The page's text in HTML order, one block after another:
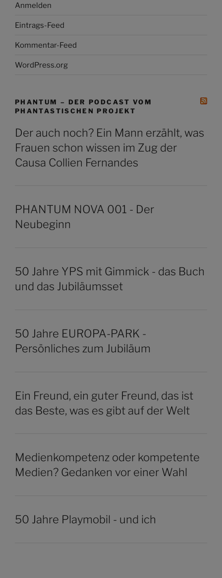
Anmelden
Eintrags-Feed
Kommentar-Feed
WordPress.org
PHANTUM – DER PODCAST VOM
PHANTASTISCHEN PROJEKT
Der auch noch? Ein Mann erzählt, was
Frauen schon wissen im Zug der
Causa Collien Fernandes
PHANTUM NOVA 001 - Der
Neubeginn
50 Jahre YPS mit Gimmick - das Buch
und das Jubiläumsset
50 Jahre EUROPA-PARK -
Persönliches zum Jubiläum
Ein Freund, ein guter Freund, das ist
das Beste, was es gibt auf der Welt
Medienkompetenz oder kompetente
Medien? Gedanken vor einer Wahl
50 Jahre Playmobil - und ich